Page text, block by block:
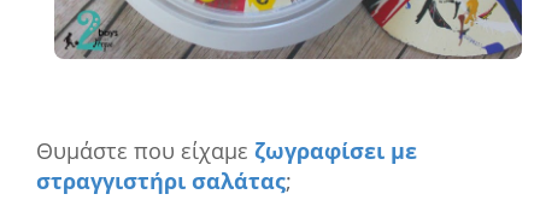
Θυμάστε που είχαμε ζωγραφίσει με
στραγγιστήρι σαλάτας;